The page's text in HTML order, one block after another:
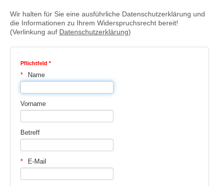
Wir halten für Sie eine ausführliche Datenschutzerklärung und
die Informationen zu Ihrem Widerspruchsrecht bereit!
(Verlinkung auf Datenschutzerklärung)
Pflichtfeld *
Name
Vorname
Betreff
E-Mail